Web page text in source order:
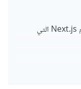
بإنشاء تطبيق أسئلة وأجوبة باستخدام Next.js التي